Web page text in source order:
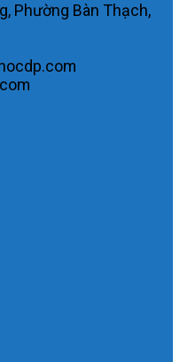
Phường Bàn Thạch,